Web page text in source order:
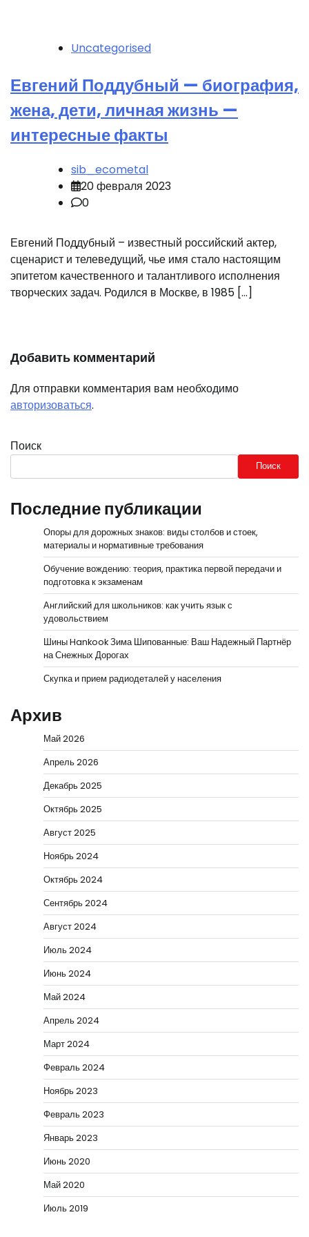
Uncategorised
Евгений Поддубный — биография,
жена, дети, личная жизнь —
интересные факты
sib_ecometal
20 февраля 2023
0
Евгений Поддубный – известный российский актер,
сценарист и телеведущий, чье имя стало настоящим
эпитетом качественного и талантливого исполнения
творческих задач. Родился в Москве, в 1985 […]
Добавить комментарий
Для отправки комментария вам необходимо
авторизоваться.
Поиск
Поиск
Последние публикации
Опоры для дорожных знаков: виды столбов и стоек,
материалы и нормативные требования
Обучение вождению: теория, практика первой передачи и
подготовка к экзаменам
Английский для школьников: как учить язык с
удовольствием
Шины Hankook Зима Шипованные: Ваш Надежный Партнёр
на Снежных Дорогах
Скупка и прием радиодеталей у населения
Архив
Май 2026
Апрель 2026
Декабрь 2025
Октябрь 2025
Август 2025
Ноябрь 2024
Октябрь 2024
Сентябрь 2024
Август 2024
Июль 2024
Июнь 2024
Май 2024
Апрель 2024
Март 2024
Февраль 2024
Ноябрь 2023
Февраль 2023
Январь 2023
Июнь 2020
Май 2020
Июль 2019